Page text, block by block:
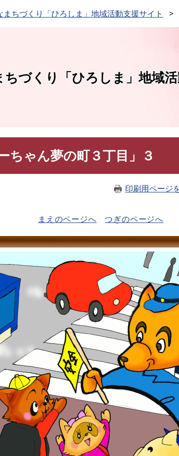
まちづくり「ひろしま」地域活動支援サイト
ちづくり「ひろしま」地域
ちゃん夢の町３丁目」３
印刷用ページ
まえのページへ つぎのページへ